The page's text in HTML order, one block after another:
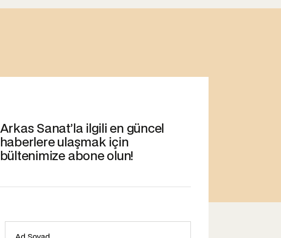
Arkas Sanat’la ilgili en güncel
haberlere ulaşmak için
bültenimize abone olun!